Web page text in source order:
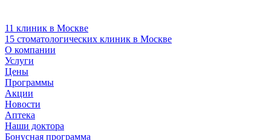
11 клиник в Москве
15 стоматологических клиник в Москве
О компании
Услуги
Цены
Программы
Акции
Новости
Аптека
Наши доктора
Бонусная программа